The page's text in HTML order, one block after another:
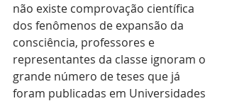
não existe comprovação científica
dos fenômenos de expansão da
consciência, professores e
representantes da classe ignoram o
grande número de teses que já
foram publicadas em Universidades